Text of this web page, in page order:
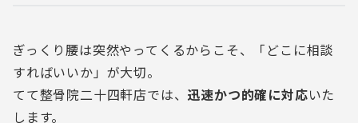
ぎっくり腰は突然やってくるからこそ、「どこに相談
すればいいか」が大切。
てて整骨院二十四軒店では、 迅速かつ的確に対応いた
します。